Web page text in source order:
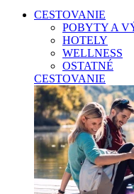
CESTOVANIE
POBYTY A
HOTELY
WELLNESS
OSTATNÉ
CESTOVANIE